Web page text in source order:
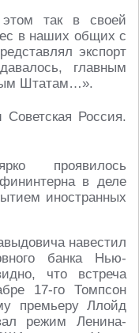
так в своей
в наших общих с
экспорт
главным
Штатам…».
проявилось
в деле
иностранных
навестил
банка Нью-
что встреча
17-го Томпсон
премьеру Ллойд
режим Ленина-